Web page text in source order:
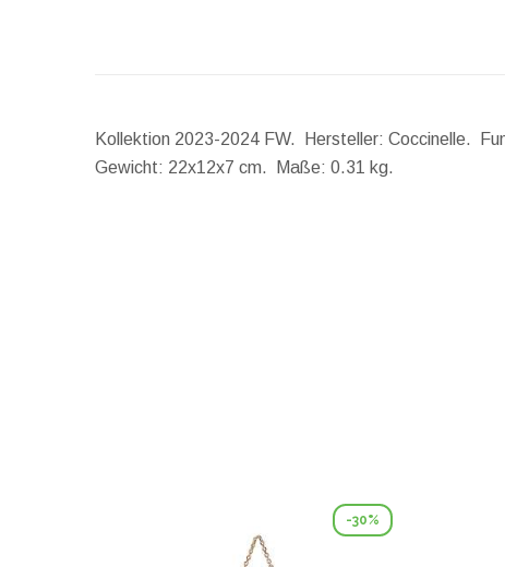
Kollektion 2023-2024 FW. Hersteller: Coccinelle.
Gewicht: 22x12x7 cm. Maße: 0.31 kg.
-30%